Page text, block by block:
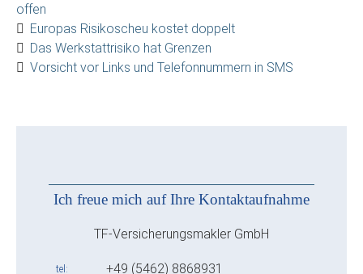
offen
Europas Risikoscheu kostet doppelt
Das Werkstattrisiko hat Grenzen
Vorsicht vor Links und Telefonnummern in SMS
Ich freue mich auf Ihre Kontaktaufnahme
TF-Versicherungsmakler GmbH
tel +49 (5462) 8868931